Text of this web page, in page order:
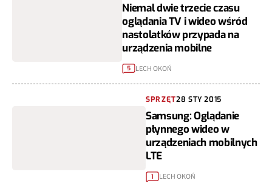
Niemal dwie trzecie czasu
oglądania TV i wideo wśród
nastolatków przypada na
urządzenia mobilne
5 LECH OKOŃ
SPRZĘT28 STY 2015
Samsung: Oglądanie
płynnego wideo w
urządzeniach mobilnych
LTE
1 LECH OKOŃ